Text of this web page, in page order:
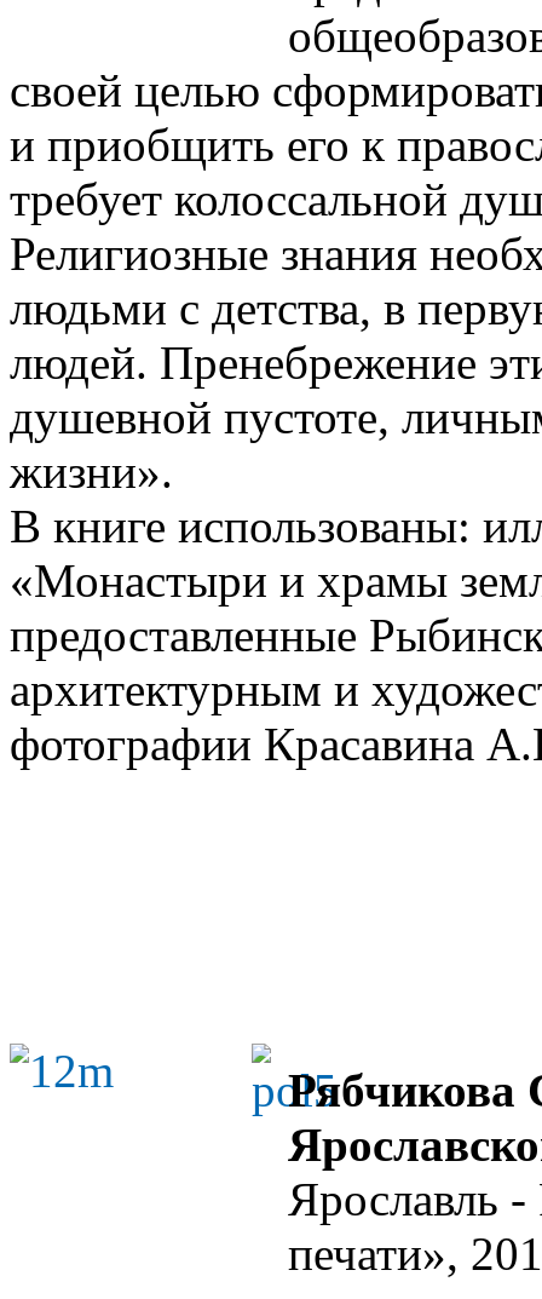
своей целью
и приобщить его к
требует колоссальной
Религиозные знания
людьми с детства, в
людей. Пренебрежение
душевной пустоте,
жизни».
В книге использованы:
«Монастыри и храмы
предоставленные
архитектурным и
фотографии Красавина
Рябчикова
Ярославль
печати»,